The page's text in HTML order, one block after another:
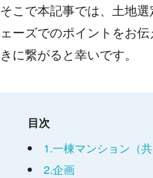
そこで本記事では、土地
ェーズでのポイントをお
きに繋がると幸いです。
目次
1.一棟マンション（
2.企画